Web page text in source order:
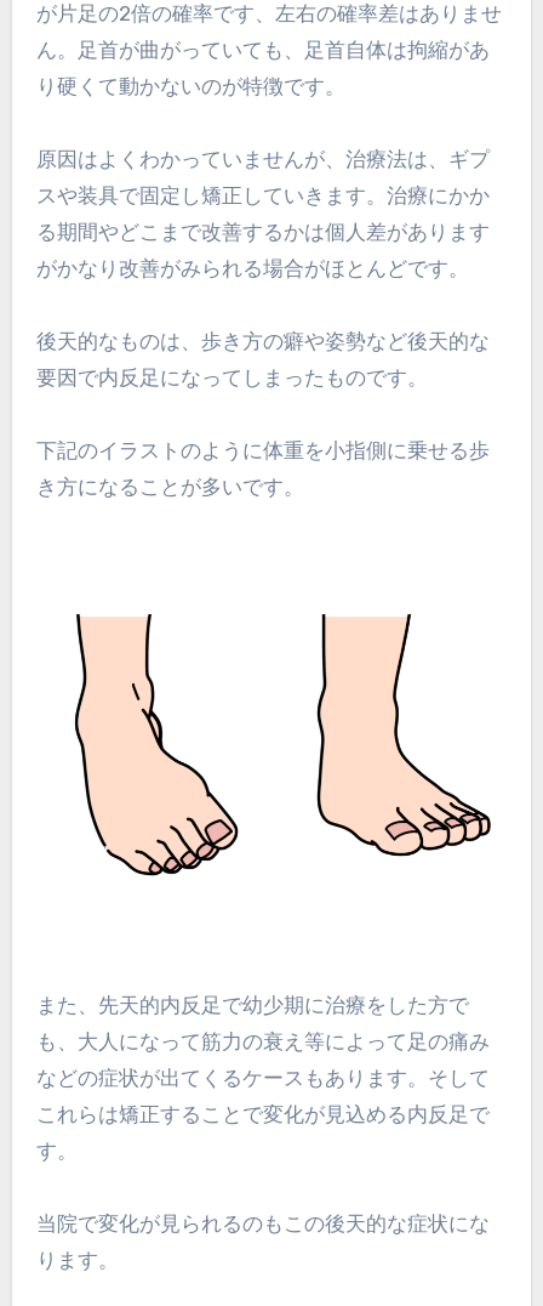
が片足の2倍の確率です、左右の確率差はありませ
ん。足首が曲がっていても、足首自体は拘縮があ
り硬くて動かないのが特徴です。
原因はよくわかっていませんが、治療法は、ギプ
スや装具で固定し矯正していきます。治療にかか
る期間やどこまで改善するかは個人差があります
がかなり改善がみられる場合がほとんどです。
後天的なものは、歩き方の癖や姿勢など後天的な
要因で内反足になってしまったものです。
下記のイラストのように体重を小指側に乗せる歩
き方になることが多いです。
また、先天的内反足で幼少期に治療をした方で
も、大人になって筋力の衰え等によって足の痛み
などの症状が出てくるケースもあります。そして
これらは矯正することで変化が見込める内反足で
す。
当院で変化が見られるのもこの後天的な症状にな
ります。